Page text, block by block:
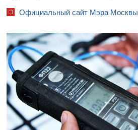
Официальный сайт Мэра Москвы